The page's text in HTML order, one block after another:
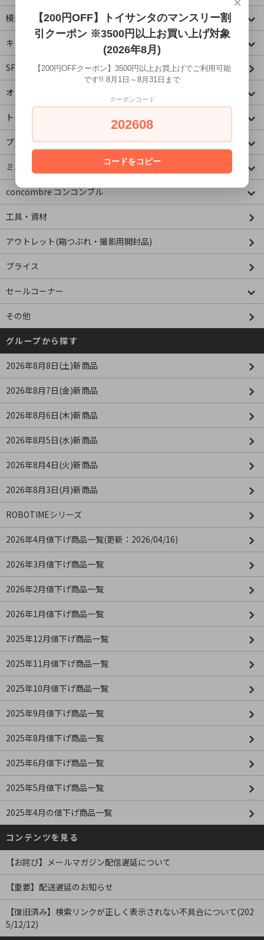
模型・ミニチュア
キャラクター
SF・映画・アメコミ
オリジナル
トミカコーナー
プラレールコーナー
ミニチュア&ドールハウス
concombre コンコンブル
工具・資材
アウトレット(箱つぶれ・撮影用開封品)
ブライス
セールコーナー
その他
グループから探す
2026年8月8日(土)新商品
2026年8月7日(金)新商品
2026年8月6日(木)新商品
2026年8月5日(水)新商品
2026年8月4日(火)新商品
2026年8月3日(月)新商品
ROBOTIMEシリーズ
2026年4月値下げ商品一覧(更新：2026/04/16)
2026年3月値下げ商品一覧
2026年2月値下げ商品一覧
2026年1月値下げ商品一覧
2025年12月値下げ商品一覧
2025年11月値下げ商品一覧
2025年10月値下げ商品一覧
2025年9月値下げ商品一覧
2025年8月値下げ商品一覧
2025年6月値下げ商品一覧
2025年5月値下げ商品一覧
2025年4月の値下げ商品一覧
コンテンツを見る
【お詫び】メールマガジン配信遅延について
【重要】配送遅延のお知らせ
【復旧済み】検索リンクが正しく表示されない不具合について(202
5/12/12)
【200円OFF】トイサンタのマンスリー割
引クーポン ※3500円以上お買い上げ対象
(2026年8月)
【200円OFFクーポン】3500円以上お買上げでご利用可能
です!! 8月1日～8月31日まで
クーポンコード
202608
コードをコピー